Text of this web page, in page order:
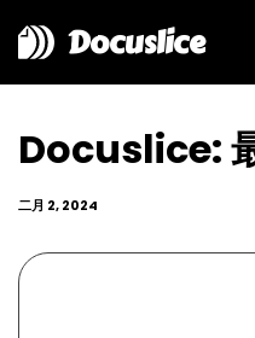
Docuslice
Docuslice:
二月 2, 2024